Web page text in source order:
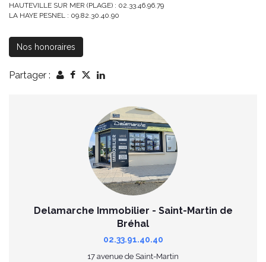
HAUTEVILLE SUR MER (PLAGE) : 02.33.46.96.79
LA HAYE PESNEL : 09.82.30.40.90
Nos honoraires
Partager :
Delamarche Immobilier - Saint-Martin de
Bréhal
02.33.91.40.40
17 avenue de Saint-Martin